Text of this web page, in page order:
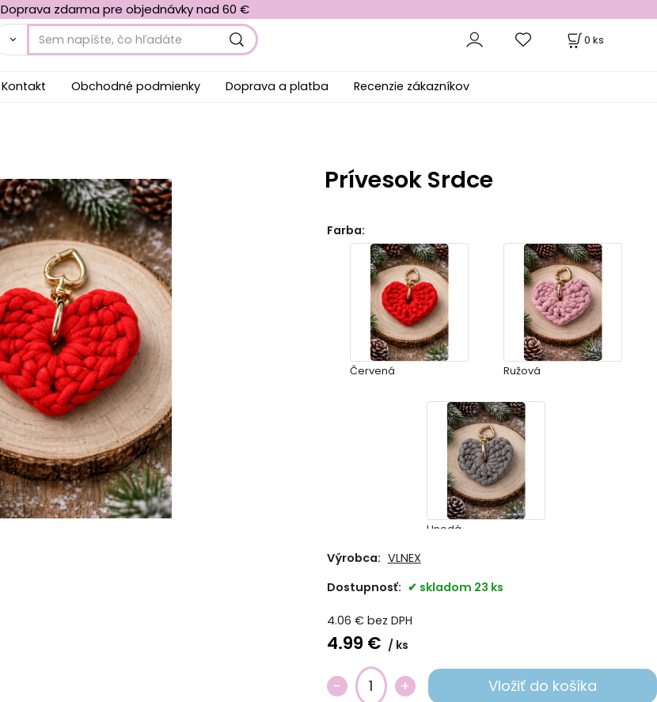
Doprava zdarma pre objednávky nad 60 €
0 ks
Kontakt Obchodné podmienky Doprava a platba Recenzie zákazníkov
Prívesok Srdce
Farba:
Červená Ružová
Hnedá
Výrobca: VLNEX
Dostupnosť:
skladom 23 ks
4.06 € bez DPH
4.99 € ks